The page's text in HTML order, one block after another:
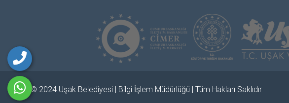
© 2024 Uşak Belediyesi | Bilgi İşlem Müdürlüğü | Tüm Hakları Saklıdır